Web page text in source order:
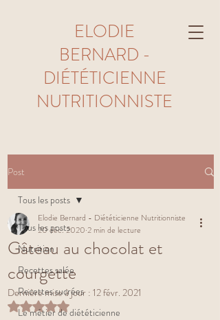
ELODIE
BERNARD -
DIÉTÉTICIENNE
NUTRITIONNISTE
Post
Tous les posts
Nutrition
Recettes salée
Recettes sucrées
Le métier de diététicienne
Tous les posts
Gâteau au chocolat et
courgette
Elodie Bernard - Diététicienne Nutritionniste
20 déc. 2020 2 min de lecture
Dernière mise à jour : 12 févr. 2021
Noté NaN étoiles sur 5.